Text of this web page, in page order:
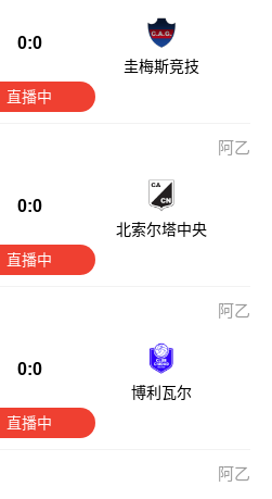
0:0
圭梅斯竞技
直播中
阿乙
0:0
北索尔塔中央
直播中
阿乙
0:0
博利瓦尔
直播中
阿乙